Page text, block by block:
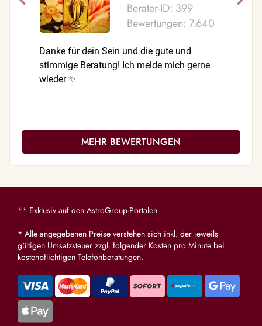
Berater-ID: 399
Bewertungen: 7.640
Danke für dein Sein und die gute und
stimmige Beratung! Ich melde mich gerne
wieder ✨
MEHR BEWERTUNGEN
** Exklusiv auf den AstroGroup-Portalen
* Alle angegebenen Preise verstehen sich inkl. der jeweils
gültigen Umsatzsteuer zzgl. folgender Kosten pro Minute bei
kostenpflichtigen Telefonberatungen.